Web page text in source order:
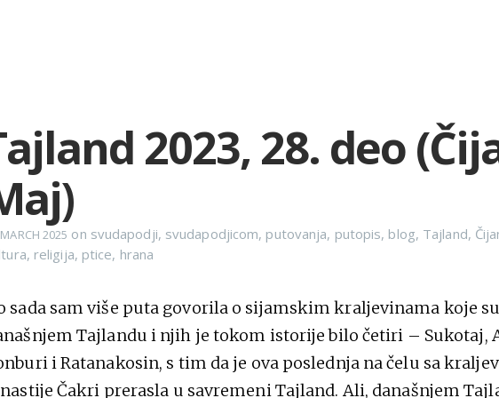
2023, 28. deo
2025 on svudapodji, svudapodjicom, putovanja, putopis, blog, Tajland,
, religija, ptice, hrana
sada sam više puta govorila o sijamskim kraljevinama koje
Tajlandu i njih je tokom istorije bilo četiri – Sukotaj,
i Ratanakosin, s tim da je ova poslednja na čelu sa
Čakri prerasla u savremeni Tajland. Ali, današnjem